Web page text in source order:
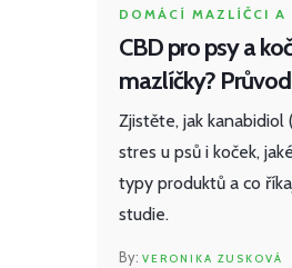
DOMÁCÍ MAZLÍČCI A
CBD pro psy a
mazlíčky?
dávkováním a
Zjistěte, jak
stres u psů i koček,
typy produktů a co
studie.
VERONIKA ZUSKOVÁ